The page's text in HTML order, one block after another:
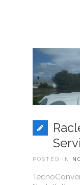
POSTED IN